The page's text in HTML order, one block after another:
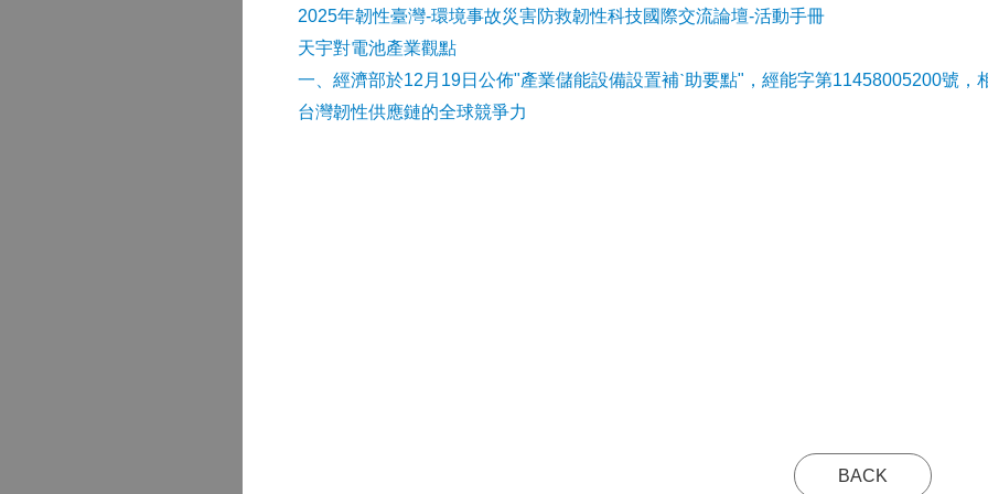
2025年韌性臺灣-環境事故災害防救韌性科技國際交流論壇-活動手冊
天宇對電池產業觀點
一、經濟部於12月19日公佈"產業儲能設備設置補ˋ助要點"，經能字第11458005200號，
台灣韌性供應鏈的全球競爭力
BACK